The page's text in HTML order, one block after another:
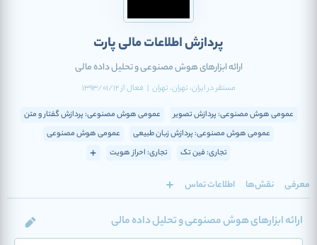
پردازش اطلاعات مالی پارت
ارائه ابزارهای هوش مصنوعی و تحلیل داده مالی
مستقر درایران، تهران، تهران | فعالاز1393/01/12
عمومی هوش مصنوعی: پردازش تصویر
عمومی هوش مصنوعی: پردازش گفتار و متن
عمومی هوش مصنوعی: پردازش زبان طبیعی
عمومی هوش مصنوعی
تجاری: فین تک
تجاری: احراز هویت
معرفی نقش‌ها اطلاعات تماس
ارائه ابزارهای هوش مصنوعی و تحلیل داده مالی